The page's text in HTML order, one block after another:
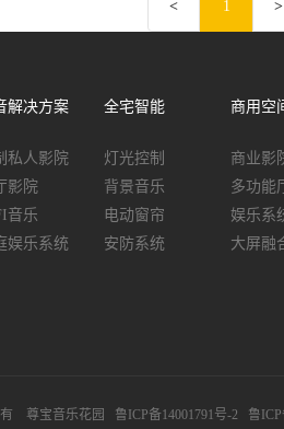
< 1 >
解决方案
私人影院
影院
音乐
娱乐系统
全宅智能
灯光控制
背景音乐
电动窗帘
安防系统
商用空
商业影
多功能
娱乐系
大屏融
有 尊宝音乐花园 鲁ICP备14001791号-2 鲁